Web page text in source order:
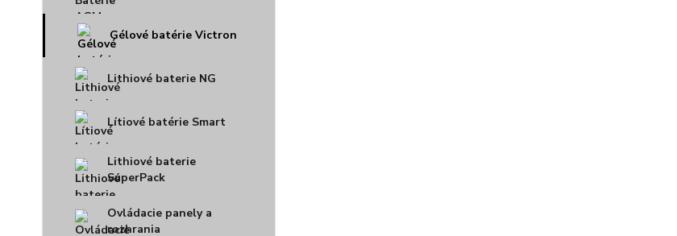
Gélové batérie Victron
Lithiové baterie NG
Lítiové batérie Smart
Lithiové baterie
SuperPack
Ovládacie panely a
rozhrania